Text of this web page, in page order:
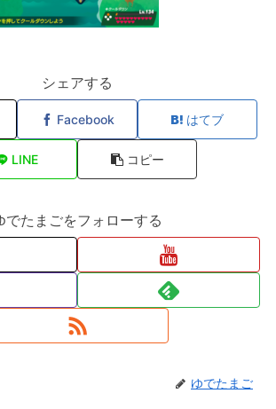
シェアする
Facebook はてブ
LINE コピー
でたまごをフォローする
ゆでたまご